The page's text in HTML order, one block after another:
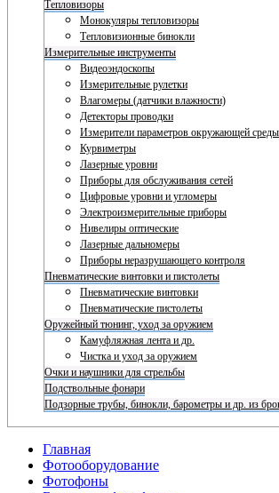
Тепловизоры
Монокуляры тепловизоры
Тепловизионные бинокли
Измерительные инструменты
Видеоэндоскопы
Измерительные рулетки
Влагомеры (датчики влажности)
Детекторы проводки
Измерители параметров окружающей среды
Курвиметры
Лазерные уровни
Приборы для обслуживания сетей
Цифровые уровни и угломеры
Электроизмерительные приборы
Нивелиры оптические
Лазерные дальномеры
Приборы неразрушающего контроля
Пневматические винтовки и пистолеты
Пневматические винтовки
Пневматические пистолеты
Оружейный тюнинг, уход за оружием
Камуфляжная лента и др.
Чистка и уход за оружием
Очки и наушники для стрельбы
Подствольные фонари
Подзорные трубы, бинокли, барометры и др. из
Главная
Фотооборудование
Фотофоны